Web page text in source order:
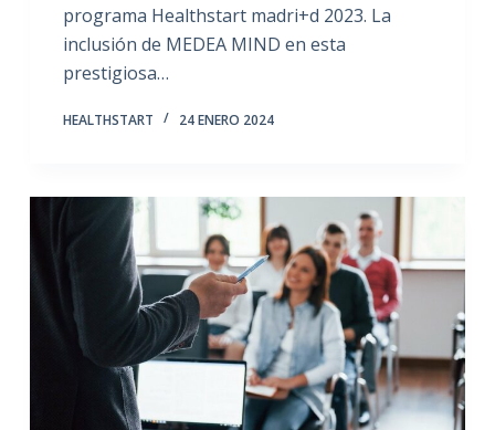
programa Healthstart madri+d 2023. La
inclusión de MEDEA MIND en esta
prestigiosa…
HEALTHSTART 24 ENERO 2024